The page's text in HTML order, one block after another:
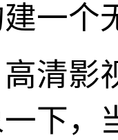
一个
清影
下，